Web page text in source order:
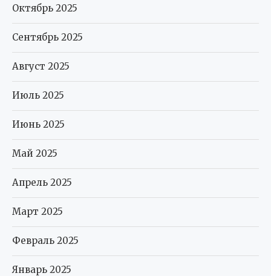
Октябрь 2025
Сентябрь 2025
Август 2025
Июль 2025
Июнь 2025
Май 2025
Апрель 2025
Март 2025
Февраль 2025
Январь 2025